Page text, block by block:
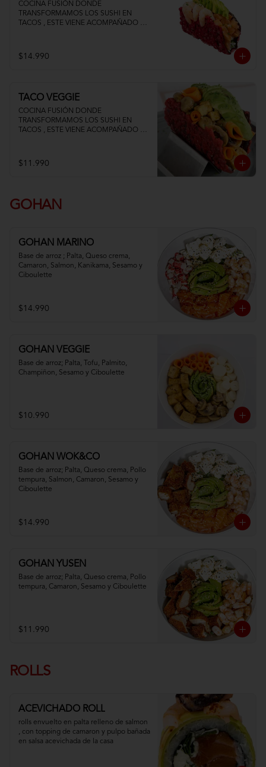
COCINA FUSIÓN DONDE
TRANSFORMAMOS LOS SUSHI EN
TACOS , ESTE VIENE ACOMPAÑADO DE
$14.990
TACO VEGGIE
COCINA FUSIÓN DONDE
TRANSFORMAMOS LOS SUSHI EN
TACOS , ESTE VIENE ACOMPAÑADO DE
$11.990
GOHAN
GOHAN MARINO
Base de arroz ; Palta, Queso crema,
Camaron, Salmon, Kanikama, Sesamo y
Ciboulette
$14.990
GOHAN VEGGIE
Base de arroz; Palta, Tofu, Palmito,
Champiñon, Sesamo y Ciboulette
$10.990
GOHAN WOK&CO
Base de arroz; Palta, Queso crema, Pollo
tempura, Salmon, Camaron, Sesamo y
Ciboulette
$14.990
GOHAN YUSEN
Base de arroz; Palta, Queso crema, Pollo
tempura, Camaron, Sesamo y Ciboulette
$11.990
ROLLS
ACEVICHADO ROLL
rolls envuelto en palta relleno de salmon
, con topping de camaron y pulpo bañada
en salsa acevichada de la casa